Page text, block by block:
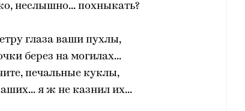
неслышно... похныкать?
глаза ваши пухлы,
берез на могилах...
печальные куклы,
я ж не казнил их...